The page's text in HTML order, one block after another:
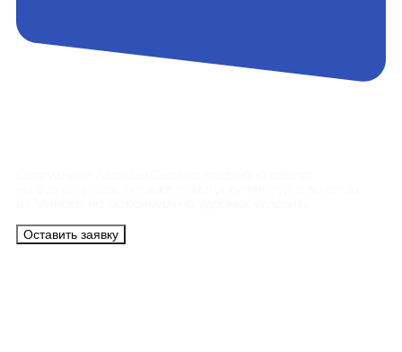
Оставить заявку